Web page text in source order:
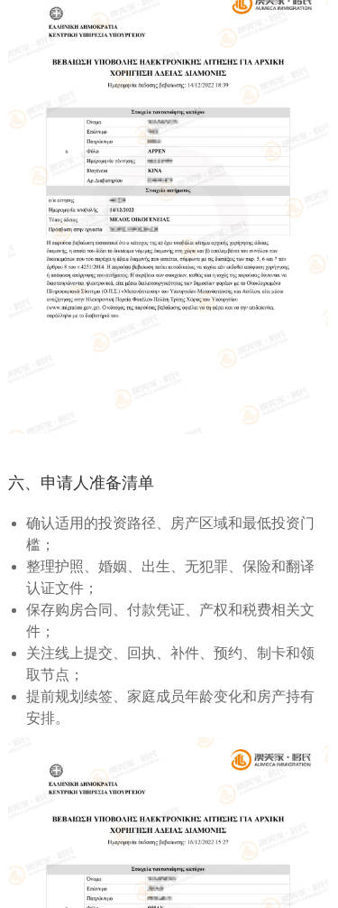
六、申请人准备清单
确认适用的投资路径、房产区域和最低投资门
槛；
整理护照、婚姻、出生、无犯罪、保险和翻译
认证文件；
保存购房合同、付款凭证、产权和税费相关文
件；
关注线上提交、回执、补件、预约、制卡和领
取节点；
提前规划续签、家庭成员年龄变化和房产持有
安排。